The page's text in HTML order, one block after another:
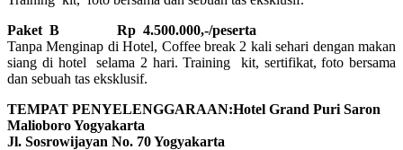
Paket B
Rp 4.500.000,-/peserta
Tanpa Menginap di Hotel, Coffee break 2 kali sehari dengan makan
siang di hotel selama 2 hari. Training kit, sertifikat, foto bersama
dan sebuah tas eksklusif.
TEMPAT PENYELENGGARAAN:Hotel Grand Puri Saron
Malioboro Yogyakarta
Jl. Sosrowijayan No. 70 Yogyakarta